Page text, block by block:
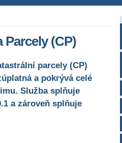
Parcely (CP)
parcely (CP)
a pokrývá celé
Služba splňuje
a zároveň splňuje